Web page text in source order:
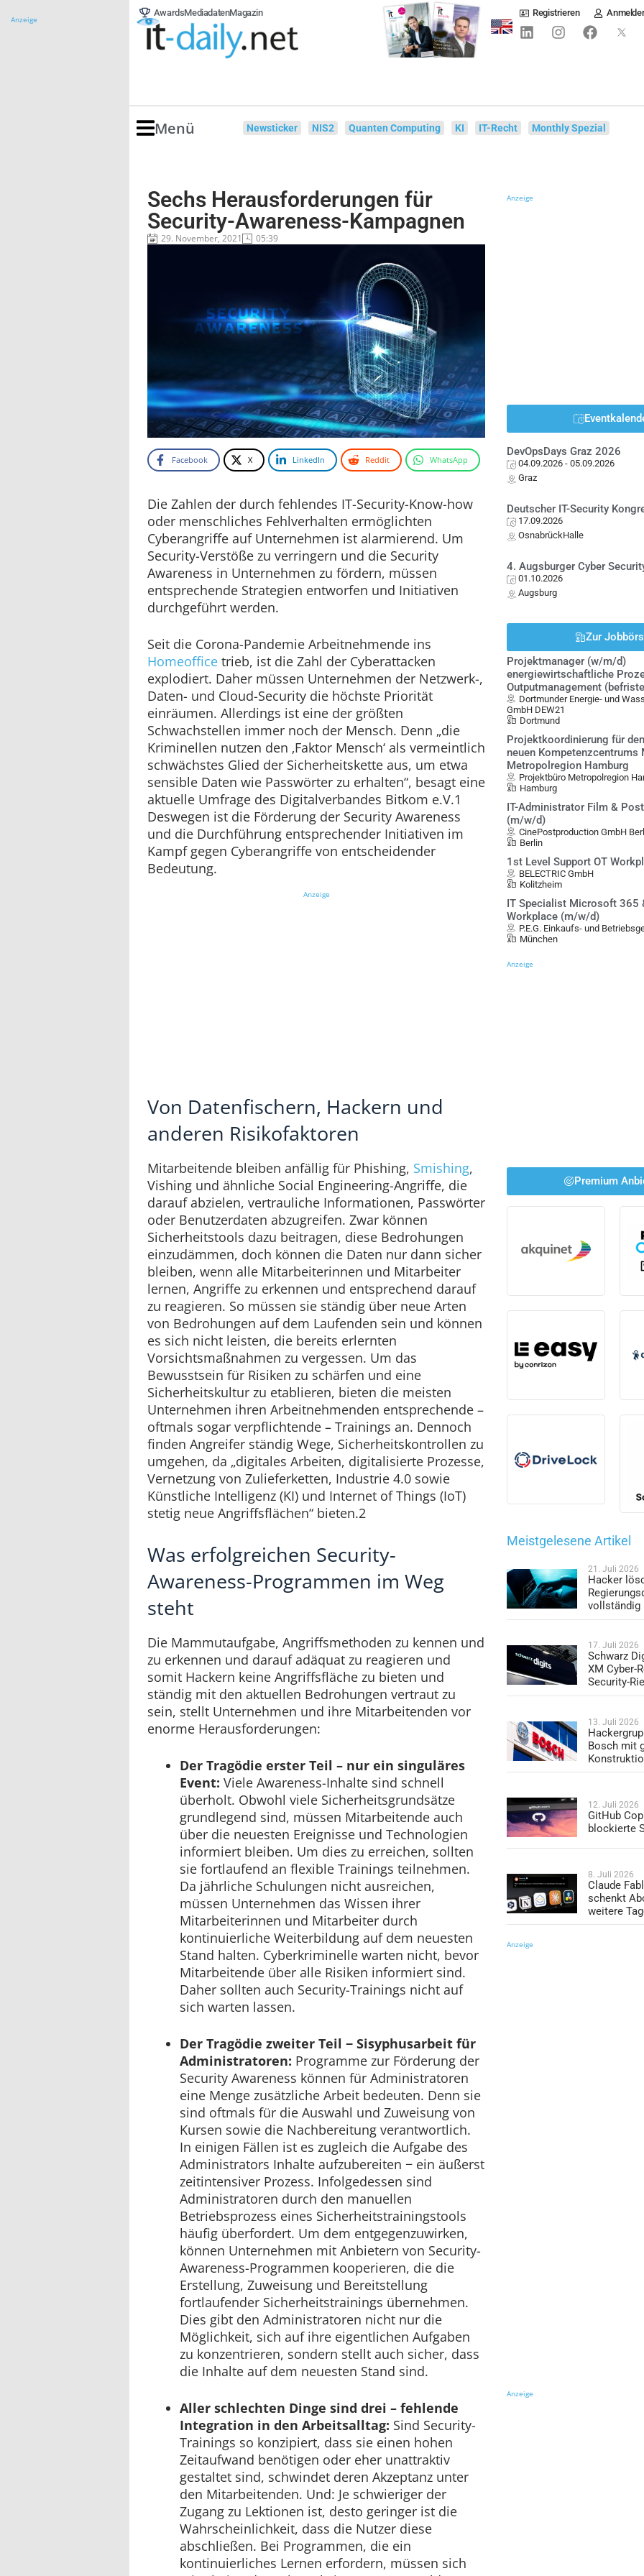
Anzeige
AwardsMediadatenMagazin Registrieren
Menü Newsticker NIS2 Quanten Computing KI IT-Recht Monthly Spezial
Sechs Herausforderungen für
Security-Awareness-Kampagnen
29. November, 2021 05:39
Facebook X LinkedIn Reddit WhatsApp
Die Zahlen der durch fehlendes IT-Security-Know-how
oder menschliches Fehlverhalten ermöglichten
Cyberangriffe auf Unternehmen ist alarmierend. Um
Security-Verstöße zu verringern und die Security
Awareness in Unternehmen zu fördern, müssen
entsprechende Strategien entworfen und Initiativen
durchgeführt werden.
Seit die Corona-Pandemie Arbeitnehmende ins
Homeoffice trieb, ist die Zahl der Cyberattacken
explodiert. Daher müssen Unternehmen der Netzwerk-,
Daten- und Cloud-Security die höchste Priorität
einräumen. Allerdings ist eine der größten
Schwachstellen immer noch der Mensch. Denn „die
Kriminellen nutzen den ‚Faktor Mensch‘ als vermeintlich
schwächstes Glied der Sicherheitskette aus, um etwa
sensible Daten wie Passwörter zu erhalten“, besagt eine
aktuelle Umfrage des Digitalverbandes Bitkom e.V.1
Deswegen ist die Förderung der Security Awareness
und die Durchführung entsprechender Initiativen im
Kampf gegen Cyberangriffe von entscheidender
Bedeutung.
Anzeige
Von Datenfischern, Hackern und
anderen Risikofaktoren
Mitarbeitende bleiben anfällig für Phishing, Smishing,
Vishing und ähnliche Social Engineering-Angriffe, die
darauf abzielen, vertrauliche Informationen, Passwörter
oder Benutzerdaten abzugreifen. Zwar können
Sicherheitstools dazu beitragen, diese Bedrohungen
einzudämmen, doch können die Daten nur dann sicher
bleiben, wenn alle Mitarbeiterinnen und Mitarbeiter
lernen, Angriffe zu erkennen und entsprechend darauf
zu reagieren. So müssen sie ständig über neue Arten
von Bedrohungen auf dem Laufenden sein und können
es sich nicht leisten, die bereits erlernten
Vorsichtsmaßnahmen zu vergessen. Um das
Bewusstsein für Risiken zu schärfen und eine
Sicherheitskultur zu etablieren, bieten die meisten
Unternehmen ihren Arbeitnehmenden entsprechende –
oftmals sogar verpflichtende – Trainings an. Dennoch
finden Angreifer ständig Wege, Sicherheitskontrollen zu
umgehen, da „digitales Arbeiten, digitalisierte Prozesse,
Vernetzung von Zulieferketten, Industrie 4.0 sowie
Künstliche Intelligenz (KI) und Internet of Things (IoT)
stetig neue Angriffsflächen“ bieten.2
Was erfolgreichen Security-
Awareness-Programmen im Weg
steht
Die Mammutaufgabe, Angriffsmethoden zu kennen und
zu erkennen und darauf adäquat zu reagieren und
somit Hackern keine Angriffsfläche zu bieten und
ständig mit den aktuellen Bedrohungen vertraut zu
sein, stellt Unternehmen und ihre Mitarbeitenden vor
enorme Herausforderungen:
Der Tragödie erster Teil – nur ein singuläres
Event: Viele Awareness-Inhalte sind schnell
überholt. Obwohl viele Sicherheitsgrundsätze
grundlegend sind, müssen Mitarbeitende auch
über die neuesten Ereignisse und Technologien
informiert bleiben. Um dies zu erreichen, sollten
sie fortlaufend an flexible Trainings teilnehmen.
Da jährliche Schulungen nicht ausreichen,
müssen Unternehmen das Wissen ihrer
Mitarbeiterinnen und Mitarbeiter durch
kontinuierliche Weiterbildung auf dem neuesten
Stand halten. Cyberkriminelle warten nicht, bevor
Mitarbeitende über alle Risiken informiert sind.
Daher sollten auch Security-Trainings nicht auf
sich warten lassen.
Der Tragödie zweiter Teil − Sisyphusarbeit für
Administratoren: Programme zur Förderung der
Security Awareness können für Administratoren
eine Menge zusätzliche Arbeit bedeuten. Denn sie
sind oftmals für die Auswahl und Zuweisung von
Kursen sowie die Nachbereitung verantwortlich.
In einigen Fällen ist es zugleich die Aufgabe des
Administrators Inhalte aufzubereiten − ein äußerst
zeitintensiver Prozess. Infolgedessen sind
Administratoren durch den manuellen
Betriebsprozess eines Sicherheitstrainingstools
häufig überfordert. Um dem entgegenzuwirken,
können Unternehmen mit Anbietern von Security-
Awareness-Programmen kooperieren, die die
Erstellung, Zuweisung und Bereitstellung
fortlaufender Sicherheitstrainings übernehmen.
Dies gibt den Administratoren nicht nur die
Möglichkeit, sich auf ihre eigentlichen Aufgaben
zu konzentrieren, sondern stellt auch sicher, dass
die Inhalte auf dem neuesten Stand sind.
Aller schlechten Dinge sind drei – fehlende
Integration in den Arbeitsalltag: Sind Security-
Trainings so konzipiert, dass sie einen hohen
Zeitaufwand benötigen oder eher unattraktiv
gestaltet sind, schwindet deren Akzeptanz unter
den Mitarbeitenden. Und: Je schwieriger der
Zugang zu Lektionen ist, desto geringer ist die
Wahrscheinlichkeit, dass die Nutzer diese
abschließen. Bei Programmen, die ein
kontinuierliches Lernen erfordern, müssen sich
Anzeige
DevOpsDays Graz 2026
04.09.2026 - 05.09.2026
Graz
Deutscher IT-Security
17.09.2026
OsnabrückHalle
4. Augsburger Cyber
01.10.2026
Augsburg
Zur
Projektmanager (w/m/d)
energiewirtschaftliche
Outputmanagement
Dortmunder Energie- und
GmbH DEW21
Dortmund
Projektkoordinierung für
neuen
Metropolregion Hamburg
Projektbüro Metropolregion
Hamburg
IT-Administrator Film &
(m/w/d)
CinePostproduction GmbH
Berlin
1st Level Support OT
BELECTRIC GmbH
Kolitzheim
IT Specialist Microsoft 365
Workplace (m/w/d)
P.E.G. Einkaufs- und
München
Anzeige
Premium
Meistgelesene Artikel
21. Juli 2026
Hacker
vollständig
17. Juli 2026
Schwarz
XM Cyber-
Security-
13. Juli 2026
Bosch mit
12. Juli 2026
GitHub
blockierte
8. Juli 2026
Claude
schenkt
weitere
Anzeige
Anzeige